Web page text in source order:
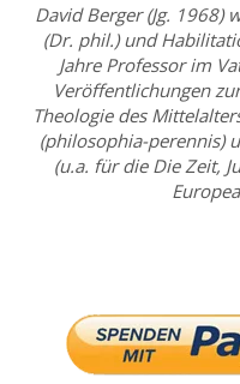
David Berger (Jg. 1968)
(Dr. phil.) und
Jahre Professor im
Veröffentlichungen
Theologie des
(philosophia-perennis)
(u.a. für die Die Zeit,